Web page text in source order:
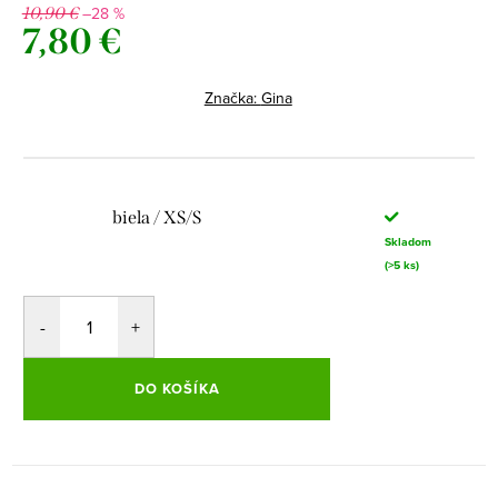
10,90 €–28 %
7,80 €
Značka: Gina
biela / XS/S
Skladom
(>5 ks)
DO KOŠÍKA